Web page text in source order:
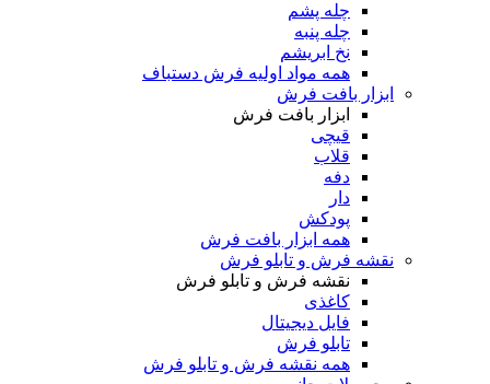
چله پشم
چله پنبه
نخ ابریشم
همه مواد اولیه فرش دستباف
ابزار بافت فرش
ابزار بافت فرش
قیچی
قلاب
دفه
دار
پودکش
همه ابزار بافت فرش
نقشه فرش و تابلو فرش
نقشه فرش و تابلو فرش
کاغذی
فایل دیجیتال
تابلو فرش
همه نقشه فرش و تابلو فرش